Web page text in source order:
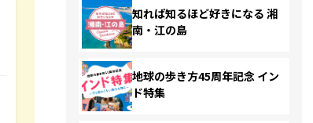
知れば知るほど好きになる 湘
南・江の島
地球の歩き方45周年記念 イン
ド特集